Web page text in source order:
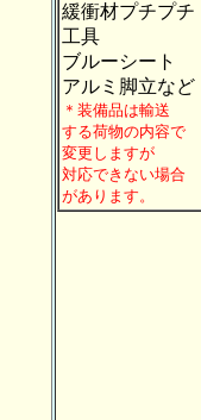
緩衝材プチプチ
工具
ブルーシート
アルミ脚立など
＊装備品は輸送
する荷物の内容で
変更しますが
対応できない場合
があります。